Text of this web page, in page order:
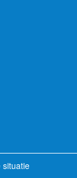
situatie